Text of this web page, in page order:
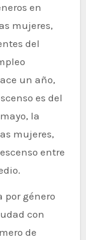
en
mujeres,
del
un año,
es del
la
mujeres,
entre
por género
con
de